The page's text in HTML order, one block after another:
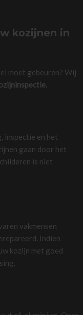
kozijnen in
moet gebeuren? Wij
inspectie en het
gaan door het
is niet
vakmensen
Indien
kozijn met goed